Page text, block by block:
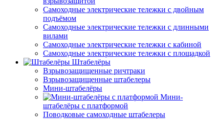
Самоходные электрические тележки с двойным
подъёмом
Самоходные электрические тележки с длинными
вилами
Самоходные электрические тележки с кабиной
Самоходные электрические тележки с площадкой
Штабелёры
Взрывозащищенные ричтраки
Взрывозащищенные штабелеры
Мини-штабелёры
Мини-
штабелёры с платформой
Поводковые самоходные штабелеры